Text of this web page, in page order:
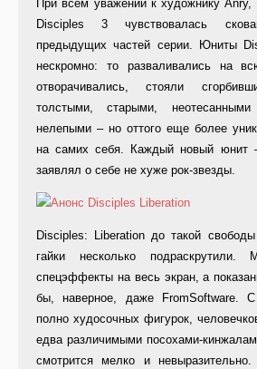
При всем уважении к художнику Anry,
Disciples 3 чувствовалась
предыдущих частей серии. Юниты
нескромно: то разваливались на
отворачивались, стояли
толстыми, старыми,
нелепыми – но оттого еще более
на самих себя. Каждый новый юнит
заявлял о себе не хуже рок-звезды.
Disciples: Liberation до такой
гайки несколько
спецэффекты на весь экран, а
бы, наверное, даже FromSoftware.
полно худосочных фигурок,
едва различимыми посохами-
смотрится мелко и